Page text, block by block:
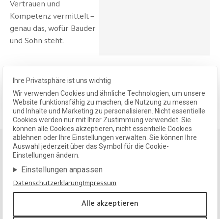
Ihre Privatsphäre ist uns wichtig
Wir verwenden Cookies und ähnliche Technologien, um unsere
Website funktionsfähig zu machen, die Nutzung zu messen
und Inhalte und Marketing zu personalisieren. Nicht essentielle
Cookies werden nur mit Ihrer Zustimmung verwendet. Sie
können alle Cookies akzeptieren, nicht essentielle Cookies
ablehnen oder Ihre Einstellungen verwalten. Sie können Ihre
Auswahl jederzeit über das Symbol für die Cookie-
Einstellungen ändern.
Einstellungen anpassen
DatenschutzerklärungImpressum
Alle akzeptieren
Vertrauen und
Kompetenz vermittelt –
genau das, wofür Bauder
und Sohn steht.
Alle Projekte zeigen
Klarheit und Substanz für Ihre Marke.
Wir entwickeln Designlösungen, die wirken, langfristig tragen
und Ihre Identität nachhaltig stärken.